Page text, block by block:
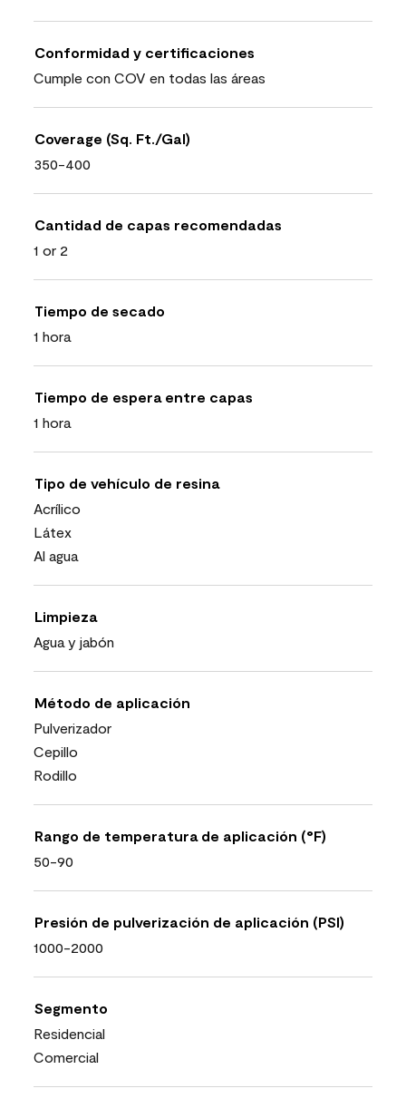
Conformidad y certificaciones
Cumple con COV en todas las áreas
Coverage (Sq. Ft./Gal)
350-400
Cantidad de capas recomendadas
1 or 2
Tiempo de secado
1 hora
Tiempo de espera entre capas
1 hora
Tipo de vehículo de resina
Acrílico
Látex
Al agua
Limpieza
Agua y jabón
Método de aplicación
Pulverizador
Cepillo
Rodillo
Rango de temperatura de aplicación (°F)
50-90
Presión de pulverización de aplicación (PSI)
1000-2000
Segmento
Residencial
Comercial